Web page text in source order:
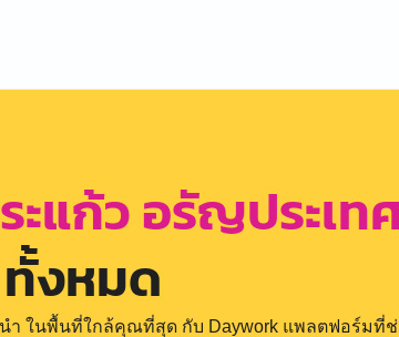
ะแก้ว อรัญประเ
ทั้งหมด
ในพื้นที่ใกล้คุณที่สุด กับ Daywork แพลตฟอร์มที่